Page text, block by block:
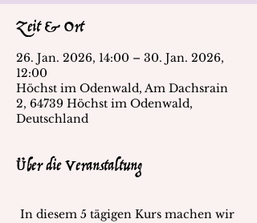
Zeit & Ort
26. Jan. 2026, 14:00 – 30. Jan. 2026,
12:00
Höchst im Odenwald, Am Dachsrain
2, 64739 Höchst im Odenwald,
Deutschland
Über die Veranstaltung
I​n diesem 5 tägigen Kurs machen wir